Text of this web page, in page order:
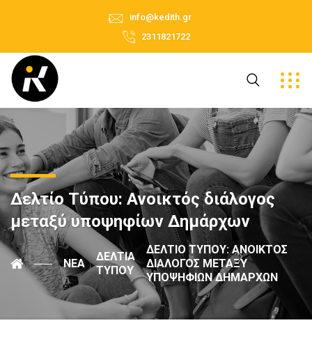
info@kedith.gr
2311821722
Δελτίο Τύπου: Ανοικτός διάλογος
μεταξύ υποψηφίων Δημάρχων
ΝΈΑ
ΔΕΛΤΊΑ
ΤΎΠΟΥ
ΔΕΛΤΊΟ ΤΎΠΟΥ: ΑΝΟΙΚΤΌΣ
ΔΙΆΛΟΓΟΣ ΜΕΤΑΞΎ
ΥΠΟΨΗΦΊΩΝ ΔΗΜΆΡΧΩΝ